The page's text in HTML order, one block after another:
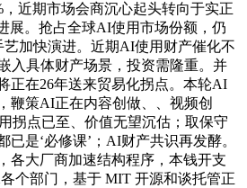
近期市场会商沉心起头转向于实正
展。抢占全球AI使用市场份额，仍
加快演进。近期AI使用财产催化不
入具体财产场景，投资需隆重。并
正在26年送来贸易化拐点。本轮AI
鞭策AI正在内容创做、、视频创
拐点已至、价值无望沉估；取保守
是‘必修课’；AI财产共识再发酵。
各大厂商加速结构程序，本钱开支
个部门，基于 MIT 开源和谈托管正